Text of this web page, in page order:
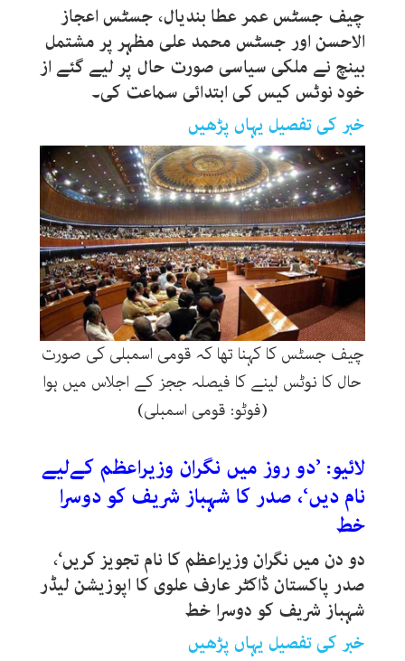
چیف جسٹس عمر عطا بندیال، جسٹس اعجاز
الاحسن اور جسٹس محمد علی مظہر پر مشتمل
بینچ نے ملکی سیاسی صورت حال پر لیے گئے از
خود نوٹس کیس کی ابتدائی سماعت کی۔
خبر کی تفصیل یہاں پڑھیں
چیف جسٹس کا کہنا تھا کہ قومی اسمبلی کی صورت
حال کا نوٹس لینے کا فیصلہ ججز کے اجلاس میں ہوا
(فوٹو: قومی اسمبلی)
لائیو: ’دو روز میں نگران وزیراعظم کےلیے
نام دیں‘، صدر کا شہباز شریف کو دوسرا
خط
دو دن میں نگران وزیراعظم کا نام تجویز کریں‘،
صدر پاکستان ڈاکٹر عارف علوی کا اپوزیشن لیڈر
شہباز شریف کو دوسرا خط
خبر کی تفصیل یہاں پڑھیں